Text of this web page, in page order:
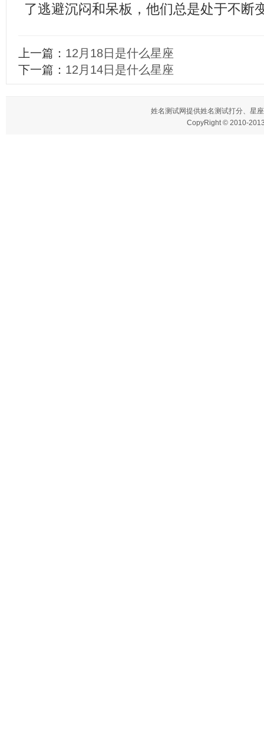
了逃避沉闷和呆板，他们总是处于不断
上一篇： 12月18日是什么星座
下一篇： 12月14日是什么星座
姓名测试网提供姓名测试打分、星
CopyRight © 2010-